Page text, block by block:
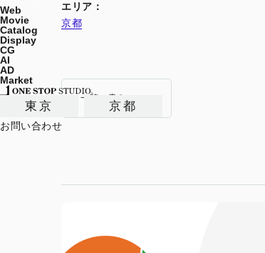
Web
Movie
Catalog
Display
CG
AI
AD
Market
東京 京都
お問い合わせ
エリア：
京都
一覧へ戻る